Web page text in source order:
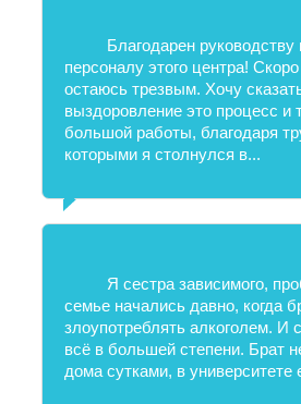
Благодарен руководству
персоналу этого центра!
остаюсь трезвым. Хочу
выздоровление это процесс и
большой работы, благодаря
которыми я столнулся в...
Я сестра зависимого,
семье начались давно, когда
злоупотреблять алкоголем. И
всё в большей степени. Брат
дома сутками, в университете